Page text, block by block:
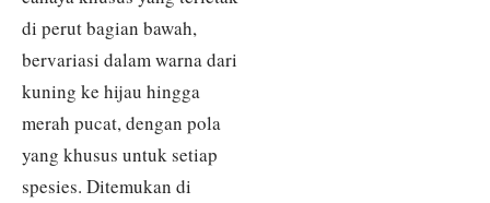
di perut bagian bawah,
bervariasi dalam warna dari
kuning ke hijau hingga
merah pucat, dengan pola
yang khusus untuk setiap
spesies. Ditemukan di